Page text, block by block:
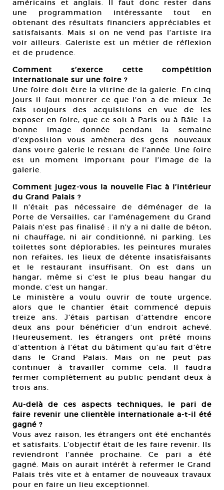
américains et anglais. Il faut donc rester dans
une programmation intéressante tout en
obtenant des résultats financiers appréciables et
satisfaisants. Mais si on ne vend pas l’artiste ira
voir ailleurs. Galeriste est un métier de réflexion
et de prudence.
Comment s’exerce cette compétition
internationale sur une foire ?
Une foire doit être la vitrine de la galerie. En cinq
jours il faut montrer ce que l’on a de mieux. Je
fais toujours des acquisitions en vue de les
exposer en foire, que ce soit à Paris ou à Bâle. La
bonne image donnée pendant la semaine
d’exposition vous amènera des gens nouveaux
dans votre galerie le restant de l’année. Une foire
est un moment important pour l’image de la
galerie.
Comment jugez-vous la nouvelle Fiac à l’intérieur
du Grand Palais ?
Il n’était pas nécessaire de déménager de la
Porte de Versailles, car l’aménagement du Grand
Palais n’est pas finalisé : il n’y a ni dalle de béton,
ni chauffage, ni air conditionné, ni parking. Les
toilettes sont déplorables, les peintures murales
non refaites, les lieux de détente insatisfaisants
et le restaurant insuffisant. On est dans un
hangar, même si c’est le plus beau hangar du
monde, c’est un hangar.
Le ministère a voulu ouvrir de toute urgence,
alors que le chantier était commencé depuis
treize ans. J’étais partisan d’attendre encore
deux ans pour bénéficier d’un endroit achevé.
Heureusement, les étrangers ont prêté moins
d’attention à l’état du bâtiment qu’au fait d’être
dans le Grand Palais. Mais on ne peut pas
continuer à travailler comme cela. Il faudra
fermer complètement au public pendant deux à
trois ans.
Au-delà de ces aspects techniques, le pari de
faire revenir une clientèle internationale a-t-il été
gagné ?
Vous avez raison, les étrangers ont été enchantés
et satisfaits. L’objectif était de les faire revenir. Ils
reviendront l’année prochaine. Ce pari a été
gagné. Mais on aurait intérêt à refermer le Grand
Palais très vite et à entamer de nouveaux travaux
pour en faire un lieu exceptionnel.